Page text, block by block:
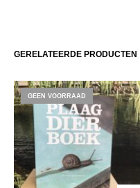
GERELATEERDE PRODUCTEN
GEEN VOORRAAD